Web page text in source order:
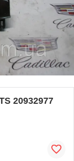
20932977